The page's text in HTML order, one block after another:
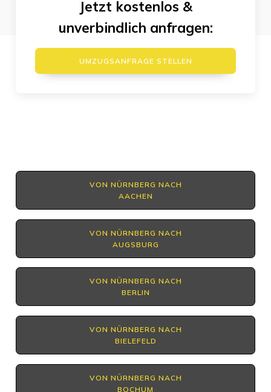
Jetzt kostenlos &
unverbindlich anfragen:
UMZUGSANFRAGE STELLEN
VON NÜRNBERG NACH
AACHEN
VON NÜRNBERG NACH
AUGSBURG
VON NÜRNBERG NACH
BERLIN
VON NÜRNBERG NACH
BIELEFELD
VON NÜRNBERG NACH
BOCHUM